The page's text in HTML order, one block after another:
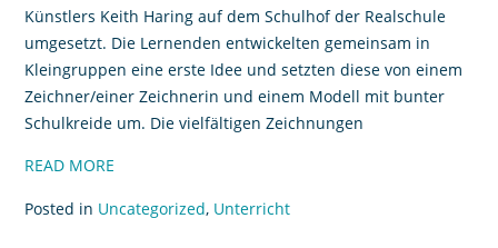
Künstlers Keith Haring auf dem Schulhof der Realschule
umgesetzt. Die Lernenden entwickelten gemeinsam in
Kleingruppen eine erste Idee und setzten diese von einem
Zeichner/einer Zeichnerin und einem Modell mit bunter
Schulkreide um. Die vielfältigen Zeichnungen
READ MORE
Posted in Uncategorized, Unterricht